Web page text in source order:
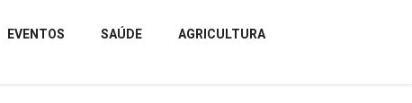
EVENTOS SAÚDE AGRICULTURA